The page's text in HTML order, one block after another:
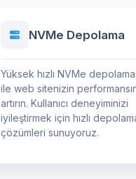
NVMe Depolama
Yüksek hızlı NVMe depolama
ile web sitenizin
artırın. Kullanıcı deneyiminizi
iyileştirmek için hızlı
çözümleri sunuyoruz.